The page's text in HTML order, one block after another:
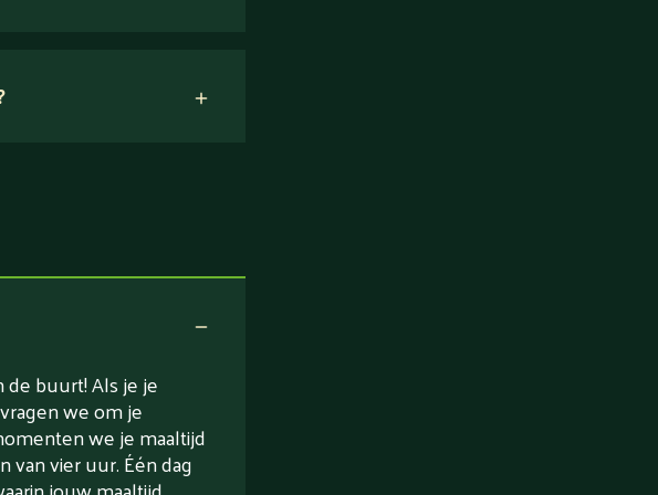
buurt! Als je je
we om je
we je maaltijd
vier uur. Één dag